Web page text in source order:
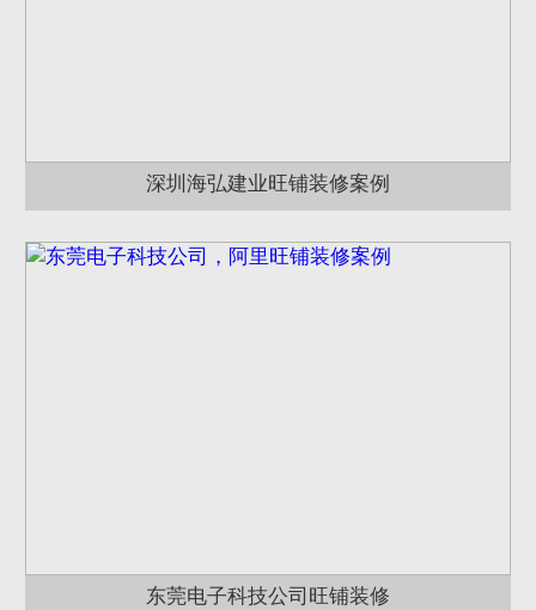
深圳海弘建业旺铺装修案例
东莞电子科技公司旺铺装修